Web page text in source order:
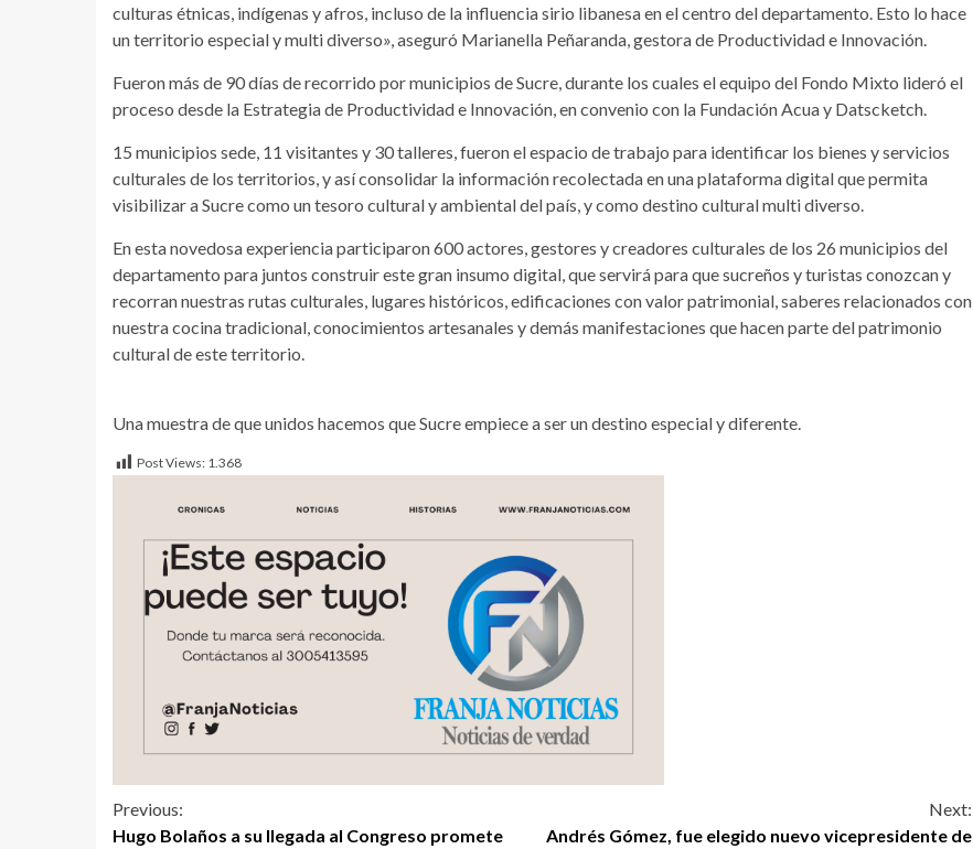
culturas étnicas, indígenas y afros, incluso de la influencia sirio libanesa en el centro del departamento. Esto lo hace
un territorio especial y multi diverso», aseguró Marianella Peñaranda, gestora de Productividad e Innovación.
Fueron más de 90 días de recorrido por municipios de Sucre, durante los cuales el equipo del Fondo Mixto lideró el
proceso desde la Estrategia de Productividad e Innovación, en convenio con la Fundación Acua y Datscketch.
15 municipios sede, 11 visitantes y 30 talleres, fueron el espacio de trabajo para identificar los bienes y servicios
culturales de los territorios, y así consolidar la información recolectada en una plataforma digital que permita
visibilizar a Sucre como un tesoro cultural y ambiental del país, y como destino cultural multi diverso.
En esta novedosa experiencia participaron 600 actores, gestores y creadores culturales de los 26 municipios del
departamento para juntos construir este gran insumo digital, que servirá para que sucreños y turistas conozcan y
recorran nuestras rutas culturales, lugares históricos, edificaciones con valor patrimonial, saberes relacionados con
nuestra cocina tradicional, conocimientos artesanales y demás manifestaciones que hacen parte del patrimonio
cultural de este territorio.
Una muestra de que unidos hacemos que Sucre empiece a ser un destino especial y diferente.
Post Views: 1.368
Previous:
Hugo Bolaños a su llegada al Congreso promete
Next:
Andrés Gómez, fue elegido nuevo vicepresidente de